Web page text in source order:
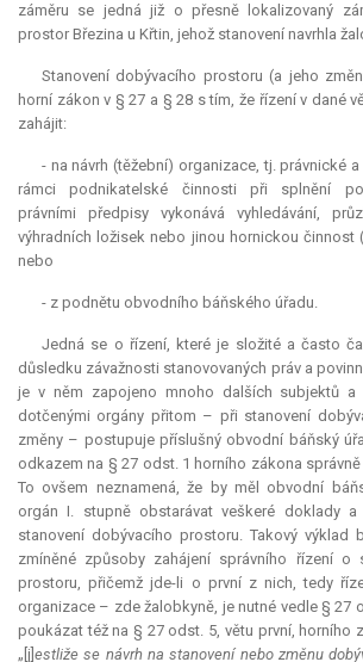
záměru se jedná již o přesně lokalizovaný
prostor Březina u Křtin, jehož stanovení navrhla
Stanovení dobývacího prostoru (a jeho
horní zákon v § 27 a § 28 s tím, že řízení v dané
zahájit:
- na návrh (těžební) organizace, tj. právnické
rámci podnikatelské činnosti při splnění
právními předpisy vykonává vyhledávání,
výhradních ložisek nebo jinou hornickou činnost
nebo
- z podnětu obvodního báňského úřadu.
Jedná se o řízení, které je složité a často
důsledku závažnosti stanovovaných práv a
je v něm zapojeno mnoho dalších subjektů a
dotčenými orgány přitom – při stanovení
změny – postupuje příslušný obvodní báňský
odkazem na § 27 odst. 1 horního zákona
To ovšem neznamená, že by měl obvodní
orgán I. stupně obstarávat veškeré doklady
stanovení dobývacího prostoru. Takový výklad
zmíněné způsoby zahájení správního řízení o
prostoru, přičemž jde-li o první z nich, tedy
organizace – zde žalobkyně, je nutné vedle § 27
poukázat též na § 27 odst. 5, větu první, horního
„[j] estliže se návrh na stanovení nebo změnu